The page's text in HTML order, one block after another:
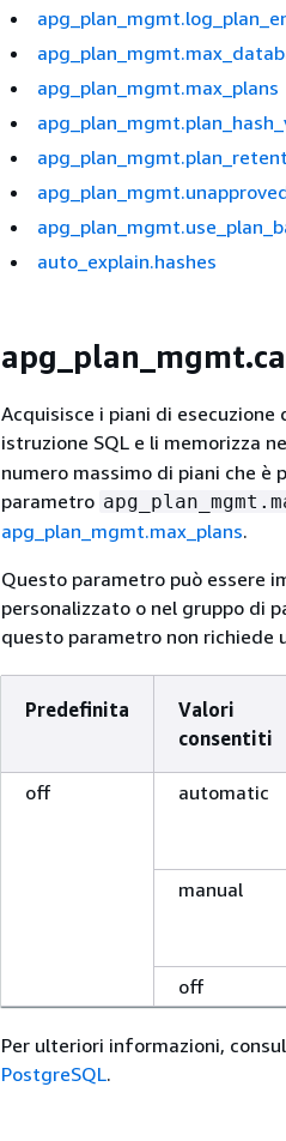
apg_plan_mgmt.max_plans
auto_explain.hashes
Acquisisce i piani di
istruzione SQL e li memorizza
numero massimo di piani che è
parametro
apg_plan_mgmt.max_plans.
Questo parametro può essere
personalizzato o nel gruppo di
questo parametro non richiede
Predefinita
Valori
consentiti
off automatic
manual
off
Per ulteriori informazioni,
PostgreSQL.